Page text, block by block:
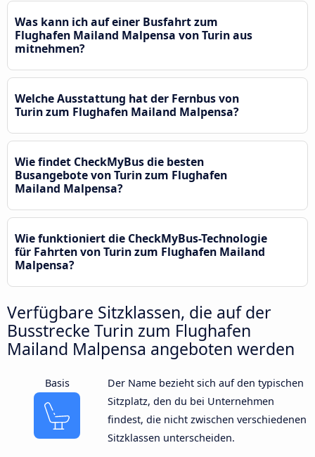
Was kann ich auf einer Busfahrt zum
Flughafen Mailand Malpensa von Turin aus
mitnehmen?
Welche Ausstattung hat der Fernbus von
Turin zum Flughafen Mailand Malpensa?
Wie findet CheckMyBus die besten
Busangebote von Turin zum Flughafen
Mailand Malpensa?
Wie funktioniert die CheckMyBus-Technologie
für Fahrten von Turin zum Flughafen Mailand
Malpensa?
Verfügbare Sitzklassen, die auf der
Busstrecke Turin zum Flughafen
Mailand Malpensa angeboten werden
Basis
Der Name bezieht sich auf den typischen
Sitzplatz, den du bei Unternehmen
findest, die nicht zwischen verschiedenen
Sitzklassen unterscheiden.